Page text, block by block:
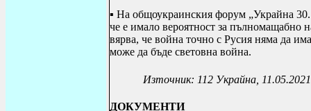
▪ На общоукраинския форум „Украйна 30.
че е имало вероятност за пълномащабно
вярва, че война точно с Русия няма да
може да бъде световна война.
Източник: 112 Украйна, 11.05.2021
ДОКУМЕНТИ